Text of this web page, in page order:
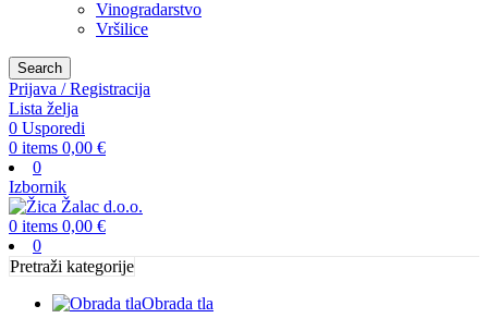
Vinogradarstvo
Vršilice
Search
Prijava / Registracija
Lista želja
0 Usporedi
0 items 0,00 €
0
Izbornik
0 items 0,00 €
0
Pretraži kategorije
Obrada tla